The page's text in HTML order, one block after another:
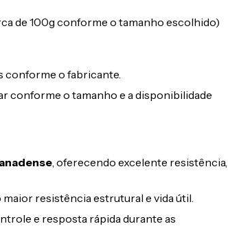
de 100g conforme o tamanho escolhido)
conforme o fabricante.
conforme o tamanho e a disponibilidade
, oferecendo excelente resistência,
resistência estrutural e vida útil.
e resposta rápida durante as